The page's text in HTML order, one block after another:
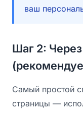
ваш
Шаг 2:
Самый простой
страницы —